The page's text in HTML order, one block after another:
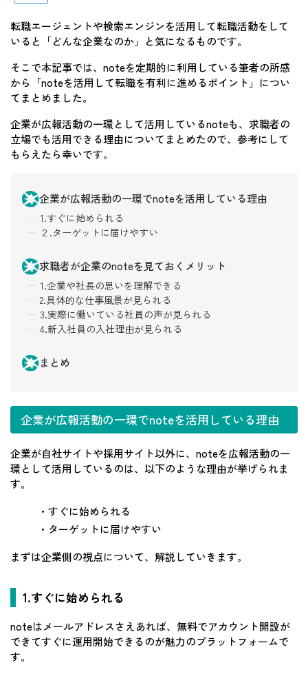
転職エージェントや検索エンジンを活用して転職活動をして
いると「どんな企業なのか」と気になるものです。
そこで本記事では、noteを定期的に利用している筆者の所感
から「noteを活用して転職を有利に進めるポイント」につい
てまとめました。
企業が広報活動の一環として活用しているnoteも、求職者の
立場でも活用できる理由についてまとめたので、参考にして
もらえたら幸いです。
企業が広報活動の一環でnoteを活用している理由
1.すぐに始められる
２.ターゲットに届けやすい
求職者が企業のnoteを見ておくメリット
1.企業や社長の思いを理解できる
2.具体的な仕事風景が見られる
3.実際に働いている社員の声が見られる
4.新入社員の入社理由が見られる
まとめ
企業が広報活動の一環でnoteを活用している理由
企業が自社サイトや採用サイト以外に、noteを広報活動の一
環として活用しているのは、以下のような理由が挙げられま
す。
・すぐに始められる
・ターゲットに届けやすい
まずは企業側の視点について、解説していきます。
1.すぐに始められる
noteはメールアドレスさえあれば、無料でアカウント開設が
できてすぐに運用開始できるのが魅力のプラットフォームで
す。